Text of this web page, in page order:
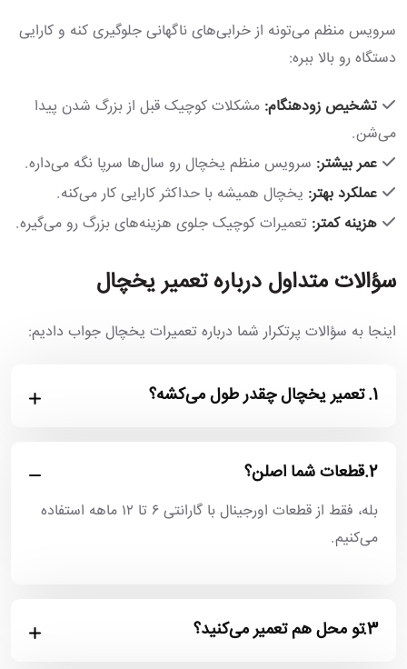
سرویس منظم می‌تونه از خرابی‌های ناگهانی جلوگیری کنه و کارایی
دستگاه رو بالا ببره:
تشخیص زودهنگام: مشکلات کوچیک قبل از بزرگ شدن پیدا
می‌شن.
عمر بیشتر: سرویس منظم یخچال رو سال‌ها سرپا نگه می‌داره.
عملکرد بهتر: یخچال همیشه با حداکثر کارایی کار می‌کنه.
هزینه کمتر: تعمیرات کوچیک جلوی هزینه‌های بزرگ رو می‌گیره.
سؤالات متداول درباره تعمیر یخچال
اینجا به سؤالات پرتکرار شما درباره تعمیرات یخچال جواب دادیم:
1. تعمیر یخچال چقدر طول می‌کشه؟
2.قطعات شما اصلن؟
بله، فقط از قطعات اورجینال با گارانتی ۶ تا ۱۲ ماهه استفاده
می‌کنیم.
3.تو محل هم تعمیر می‌کنید؟